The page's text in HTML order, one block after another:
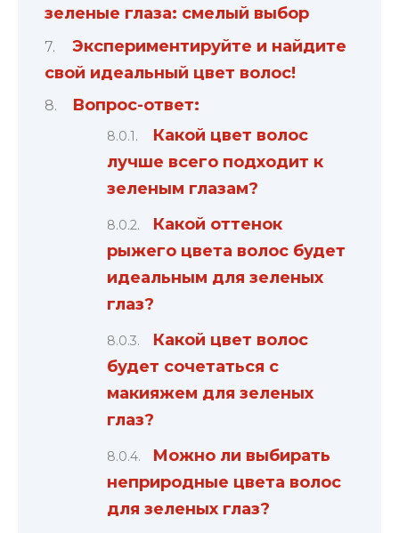
зеленые глаза: смелый выбор
Экспериментируйте и найдите
свой идеальный цвет волос!
Вопрос-ответ:
Какой цвет волос
лучше всего подходит к
зеленым глазам?
Какой оттенок
рыжего цвета волос будет
идеальным для зеленых
глаз?
Какой цвет волос
будет сочетаться с
макияжем для зеленых
глаз?
Можно ли выбирать
неприродные цвета волос
для зеленых глаз?